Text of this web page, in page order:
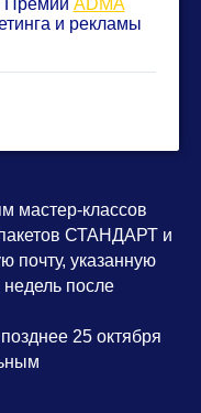
и рекламы
мастер-классов
пакетов СТАНДАРТ и
почту, указанную
недель после
25 октября